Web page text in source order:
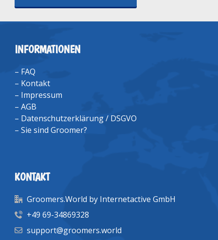
INFORMATIONEN
– FAQ
– Kontakt
– Impressum
– AGB
– Datenschutzerklärung / DSGVO
– Sie sind Groomer?
KONTAKT
Groomers.World by Internetactive GmbH
+49 69-34869328
support@groomers.world